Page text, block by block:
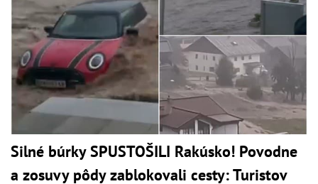
Silné búrky SPUSTOŠILI Rakúsko! Povodne
a zosuvy pôdy zablokovali cesty: Turistov